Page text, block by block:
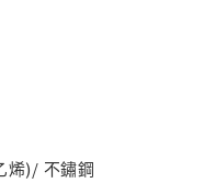
烯)/ 不鏽鋼